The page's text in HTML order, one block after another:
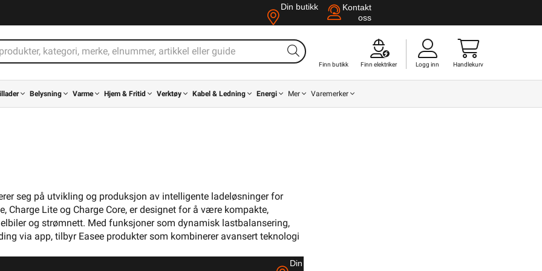
Din butikk
Kontakt
oss
Finn butikk Finn elektriker Logg inn Handlekurv
Belysning Varme Hjem & Fritid Verktøy Kabel & Ledning Energi Mer Varemerker
seg på utvikling og produksjon av intelligente ladeløsninger for
Charge Lite og Charge Core, er designet for å være kompakte,
og strømnett. Med funksjoner som dynamisk lastbalansering,
via app, tilbyr Easee produkter som kombinerer avansert teknologi
Din butikk